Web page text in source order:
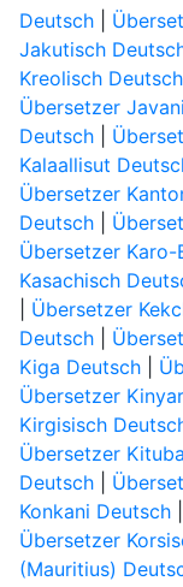
Deutsch|
Jakutisch
Kreolisch Deutsch
Übersetzer
Deutsch|
Kalaallisut
Übersetzer
Deutsch|
Übersetzer
Kasachisch
Übersetzer
Deutsch|
Kiga Deutsch|
Übersetzer
Kirgisisch
Übersetzer
Deutsch|
Konkani Deutsch|
Übersetzer
(Mauritius)